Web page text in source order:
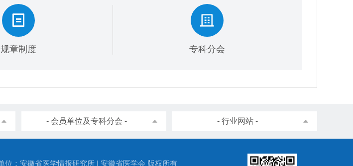
规章制度 专科分会
- 会员单位及专科分会 - - 行业网站 -
位：安徽省医学情报研究所 | 安徽省医学会 版权所有